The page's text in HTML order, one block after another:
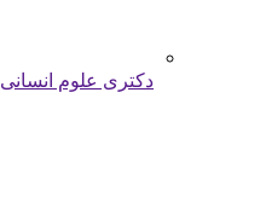
دکتری علوم انسانی